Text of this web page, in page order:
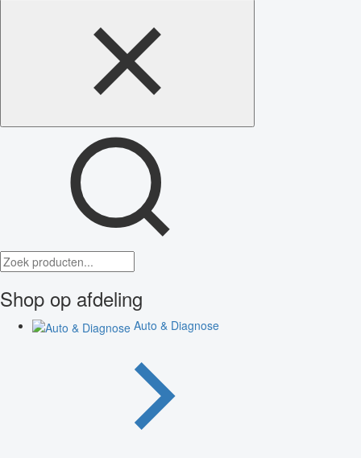
Shop op afdeling
Auto & Diagnose